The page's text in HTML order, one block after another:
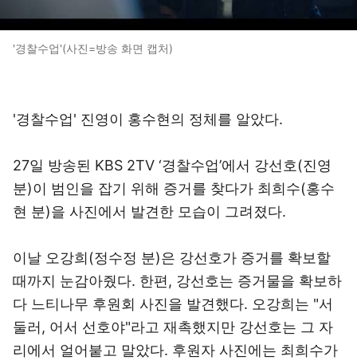
'경찰수업'(사진=방송 화면 캡처)
'경찰수업' 진영이 홍수현의 정체를 알았다.
27일 방송된 KBS 2TV ‘경찰수업’에서 강선호(진영
분)이 범인을 잡기 위해 증거를 찾다가 최희수(홍수
현 분)을 사진에서 발견한 모습이 그려졌다.
이날 오강희(정수정 분)은 강선호가 증거를 확보할
때까지 눈감아줬다. 한편, 강선호는 증거물을 확보하
다 느티나무 후원회 사진을 발견했다. 오강희는 "서
둘러, 어서 선호야"라고 재촉했지만 강선호는 그 자
리에서 얼어붙고 말았다. 후원자 사진에는 최희수가